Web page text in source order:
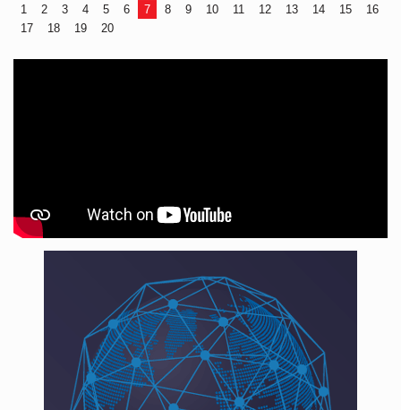
1 2 3 4 5 6 7 8 9 10 11 12 13 14 15
16
17
18 19 20